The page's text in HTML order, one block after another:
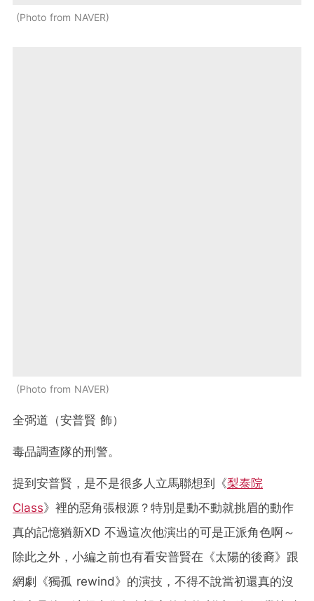
Photo from NAVER
Photo from NAVER
全弼道（安普賢 飾）
毒品調查隊的刑警。
提到安普賢，是不是很多人立馬聯想到《梨泰院
Class》裡的惡角張根源？特別是動不動就挑眉的動作
真的記憶猶新XD 不過這次他演出的可是正派角色啊～
除此之外，小編之前也有看安普賢在《太陽的後裔》跟
網劇《獨孤 rewind》的演技，不得不說當初還真的沒